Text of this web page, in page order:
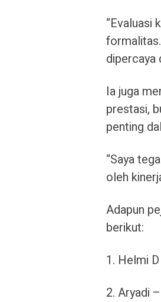
“Evaluasi
dipercaya
Ia juga
prestasi,
penting
“Saya
oleh
Adapun
berikut:
1. Helmi
2. Aryadi